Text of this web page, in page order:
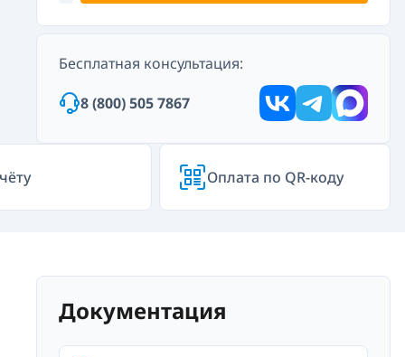
Бесплатная консультация:
8 (800) 505 7867
Оплата по QR-коду
Документация